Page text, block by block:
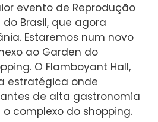
evento de Reprodução
Brasil, que agora
Estaremos num novo
ao Garden do
O Flamboyant Hall,
estratégica onde
de alta gastronomia
complexo do shopping.